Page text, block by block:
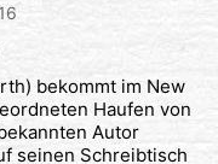
bekommt im New
Haufen von
Autor
seinen Schreibtisch